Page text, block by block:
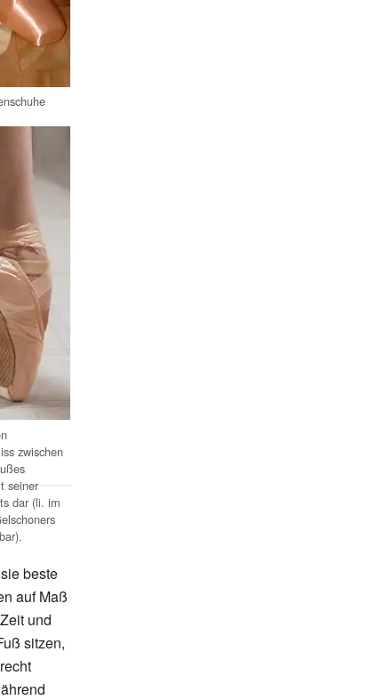
zwischen
seiner
dar (li. im
beste
auf Maß
und
sitzen,